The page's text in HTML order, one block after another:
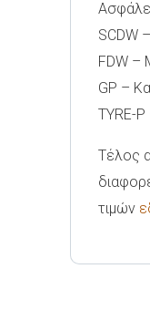
SCDW
FDW –
GP –
TYRE-
Τέλος
τιμών